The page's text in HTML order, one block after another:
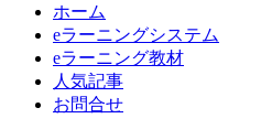
ホーム
eラーニングシステム
eラーニング教材
人気記事
お問合せ